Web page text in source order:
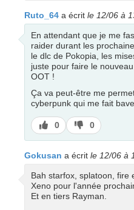
Ruto_64 a écrit le 12/06 à
En attendant que je me
raider durant les
le dlc de Pokopia, les
juste pour faire le
OOT !
Ça va peut-être me
cyberpunk qui me fait
J’aime
0
J’aime
pas
0
Gokusan a écrit le 12/06 à
Bah starfox, splatoon, fire
Xeno pour l'année
Et en tiers Rayman.